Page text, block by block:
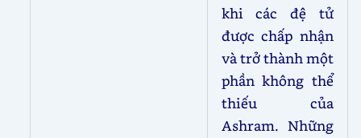
khi các đệ tử
được chấp nhận
và trở thành một
phần không thể
thiếu của
Ashram. Những